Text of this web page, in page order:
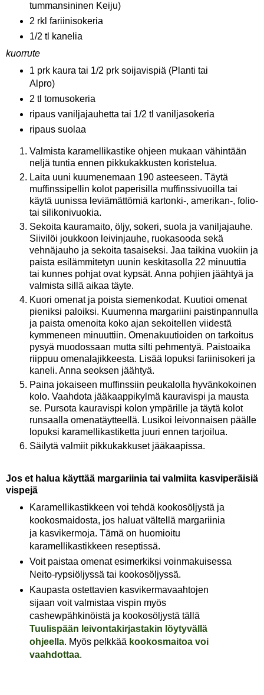
tummansininen Keiju)
2 rkl fariinisokeria
1/2 tl kanelia
kuorrute
1 prk kaura tai 1/2 prk soijavispiä (Planti tai
Alpro)
2 tl tomusokeria
ripaus vaniljajauhetta tai 1/2 tl vaniljasokeria
ripaus suolaa
Valmista karamellikastike ohjeen mukaan vähintään
neljä tuntia ennen pikkukakkusten koristelua.
Laita uuni kuumenemaan 190 asteeseen. Täytä
muffinssipellin kolot paperisilla muffinssivuoilla tai
käytä uunissa leviämättömiä kartonki-, amerikan-, folio-
tai silikonivuokia.
Sekoita kauramaito, öljy, sokeri, suola ja vaniljajauhe.
Siivilöi joukkoon leivinjauhe, ruokasooda sekä
vehnäjauho ja sekoita tasaiseksi. Jaa taikina vuokiin ja
paista esilämmitetyn uunin keskitasolla 22 minuuttia
tai kunnes pohjat ovat kypsät. Anna pohjien jäähtyä ja
valmista sillä aikaa täyte.
Kuori omenat ja poista siemenkodat. Kuutioi omenat
pieniksi paloiksi. Kuumenna margariini paistinpannulla
ja paista omenoita koko ajan sekoitellen viidestä
kymmeneen minuuttiin. Omenakuutioiden on tarkoitus
pysyä muodossaan mutta silti pehmentyä. Paistoaika
riippuu omenalajikkeesta. Lisää lopuksi fariinisokeri ja
kaneli. Anna seoksen jäähtyä.
Paina jokaiseen muffinssiin peukalolla hyvänkokoinen
kolo. Vaahdota jääkaappikylmä kauravispi ja mausta
se. Pursota kauravispi kolon ympärille ja täytä kolot
runsaalla omenatäytteellä. Lusikoi leivonnaisen päälle
lopuksi karamellikastiketta juuri ennen tarjoilua.
Säilytä valmiit pikkukakkuset jääkaapissa.
Jos et halua käyttää margariinia tai valmiita kasviperäisiä
vispejä
Karamellikastikkeen voi tehdä kookosöljystä ja
kookosmaidosta, jos haluat vältellä margariinia
ja kasvikermoja. Tämä on huomioitu
karamellikastikkeen reseptissä.
Voit paistaa omenat esimerkiksi voinmakuisessa
Neito-rypsiöljyssä tai kookosöljyssä.
Kaupasta ostettavien kasvikermavaahtojen
sijaan voit valmistaa vispin myös
cashewpähkinöistä ja kookosöljystä tällä
Tuulispään leivontakirjastakin löytyvällä
ohjeella. Myös pelkkää kookosmaitoa voi
vaahdottaa.